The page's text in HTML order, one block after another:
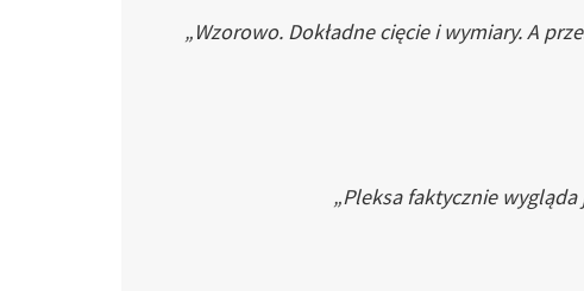
„Wzorowo. Dokładne cięcie i wymiary. A
„Pleksa faktycznie wygląda